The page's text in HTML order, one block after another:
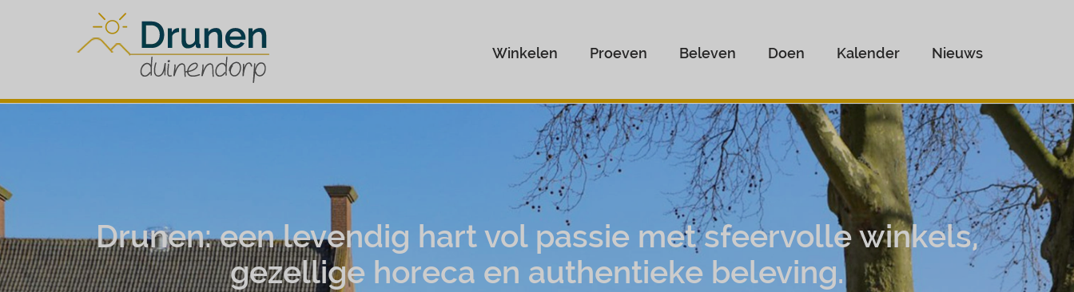
Winkelen Proeven Beleven Doen Kalender Nieuws
Drunen: een levendig hart vol passie met sfeervolle winkels,
gezellige horeca en authentieke beleving.